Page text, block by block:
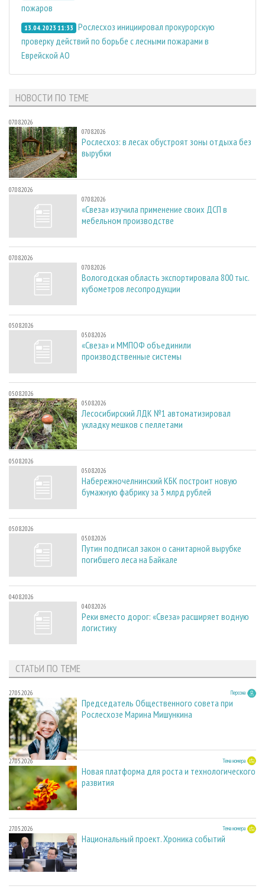
пожаров
13.04.2023 11:33 Рослесхоз инициировал прокурорскую
проверку действий по борьбе с лесными пожарами в
Еврейской АО
НОВОСТИ ПО ТЕМЕ
07.08.2026
07.08.2026
Рослесхоз: в лесах обустроят зоны отдыха без
вырубки
07.08.2026
07.08.2026
«Свеза» изучила применение своих ДСП в
мебельном производстве
07.08.2026
07.08.2026
Вологодская область экспортировала 800 тыс.
кубометров лесопродукции
05.08.2026
05.08.2026
«Свеза» и ММПОФ объединили
производственные системы
05.08.2026
05.08.2026
Лесосибирский ЛДК №1 автоматизировал
укладку мешков с пеллетами
05.08.2026
05.08.2026
Набережночелнинский КБК построит новую
бумажную фабрику за 3 млрд рублей
05.08.2026
05.08.2026
Путин подписал закон о санитарной вырубке
погибшего леса на Байкале
04.08.2026
04.08.2026
Реки вместо дорог: «Свеза» расширяет водную
логистику
СТАТЬИ ПО ТЕМЕ
27.05.2026 Персона
Председатель Общественного совета при
Рослесхозе Марина Мишункина
27.05.2026 Тема номера
Новая платформа для роста и технологического
развития
27.05.2026 Тема номера
Национальный проект. Хроника событий